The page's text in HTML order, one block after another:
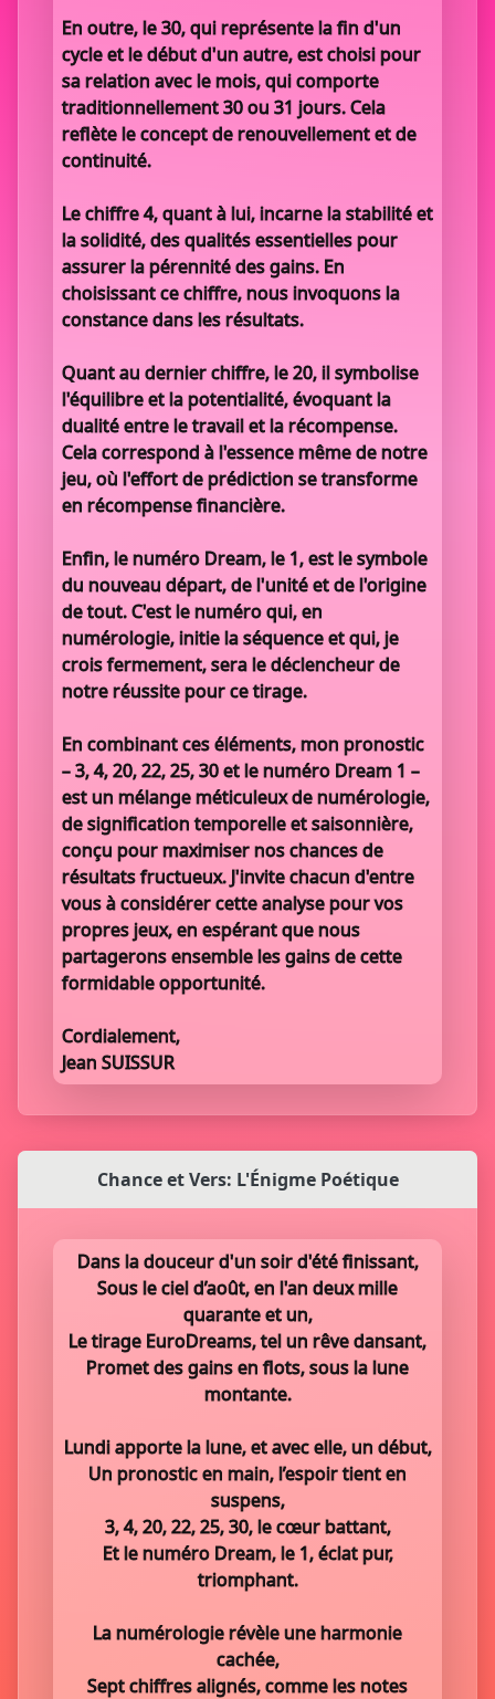
En outre, le 30, qui représente la fin d'un
cycle et le début d'un autre, est choisi pour
sa relation avec le mois, qui comporte
traditionnellement 30 ou 31 jours. Cela
reflète le concept de renouvellement et de
continuité.
Le chiffre 4, quant à lui, incarne la stabilité et
la solidité, des qualités essentielles pour
assurer la pérennité des gains. En
choisissant ce chiffre, nous invoquons la
constance dans les résultats.
Quant au dernier chiffre, le 20, il symbolise
l'équilibre et la potentialité, évoquant la
dualité entre le travail et la récompense.
Cela correspond à l'essence même de notre
jeu, où l'effort de prédiction se transforme
en récompense financière.
Enfin, le numéro Dream, le 1, est le symbole
du nouveau départ, de l'unité et de l'origine
de tout. C'est le numéro qui, en
numérologie, initie la séquence et qui, je
crois fermement, sera le déclencheur de
notre réussite pour ce tirage.
En combinant ces éléments, mon pronostic
– 3, 4, 20, 22, 25, 30 et le numéro Dream 1 –
est un mélange méticuleux de numérologie,
de signification temporelle et saisonnière,
conçu pour maximiser nos chances de
résultats fructueux. J'invite chacun d'entre
vous à considérer cette analyse pour vos
propres jeux, en espérant que nous
partagerons ensemble les gains de cette
formidable opportunité.
Cordialement,
Jean SUISSUR
Chance et Vers: L'Énigme Poétique
Dans la douceur d'un soir d'été finissant,
Sous le ciel d’août, en l'an deux mille
quarante et un,
Le tirage EuroDreams, tel un rêve dansant,
Promet des gains en flots, sous la lune
montante.
Lundi apporte la lune, et avec elle, un début,
Un pronostic en main, l’espoir tient en
suspens,
3, 4, 20, 22, 25, 30, le cœur battant,
Et le numéro Dream, le 1, éclat pur,
triomphant.
La numérologie révèle une harmonie
cachée,
Sept chiffres alignés, comme les notes